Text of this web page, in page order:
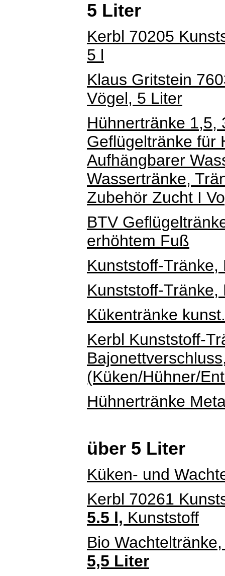
5 Liter
Kerbl 70205
5 l
Klaus Gritstein
Vögel, 5 Liter
Hühnertränke 1,5,
Geflügeltränke für
Aufhängbarer
Wassertränke,
Zubehör Zucht I
BTV
erhöhtem Fuß
Kunststoff-
Kunststoff-
Kükentränke
Kerbl Kunststoff-
(Küken/Hühner/
Hühnertränke
über 5 Liter
Küken- und
Kerbl 70261
5.5 l, Kunststoff
Bio
5,5 Liter